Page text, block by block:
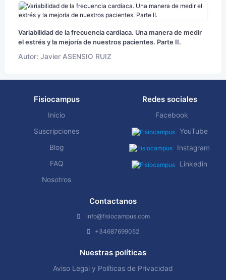
Variabilidad de la frecuencia cardíaca. Una manera de medir
el estrés y la mejoría de nuestros pacientes. Parte II.
Autor: Javier ASENSIO RUIZ
Fisiocampus
Inicio
Suscripciones
Blog
FAQ
Nosotros
Redes sociales
Facebook
YouTube
Instagram
Linkedin
Contactanos
info@fisiocampus.com
+34687699052
Nuestras políticas
Aviso Legal y Políticas de Privacidad